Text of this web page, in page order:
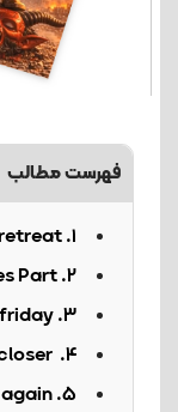
فهرست مطالب
1. From threat to retreat
Part .2
3. black friday
4. come closer
5. khamenei again